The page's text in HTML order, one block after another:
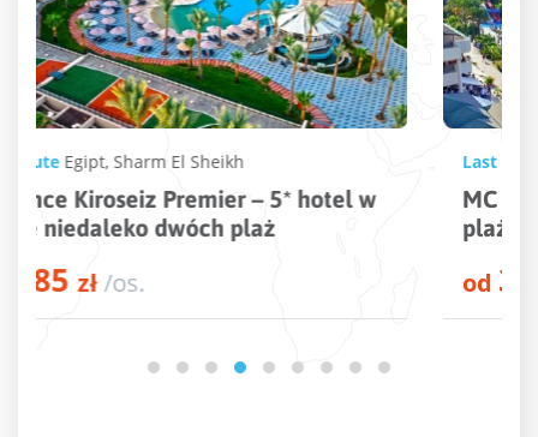
Last Minute Turcja,Alanya
MC Arancia Resort – 5* hotel tuż przy
plaży w kurorcie Alanya
od3082